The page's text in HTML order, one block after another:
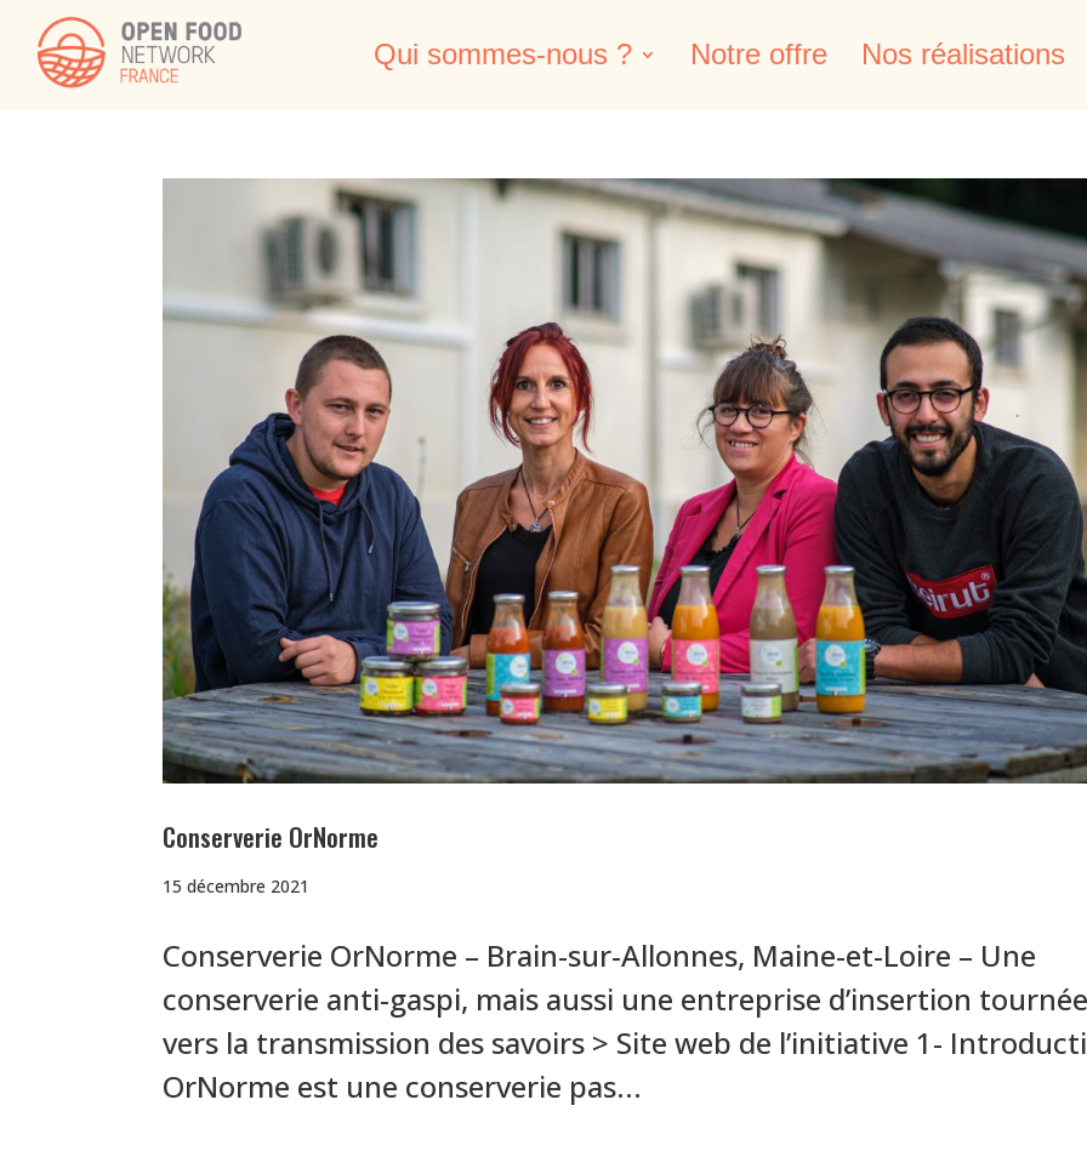
Qui sommes-nous ? Notre offre Nos réalisations
Conserverie OrNorme
15 décembre 2021
Conserverie OrNorme – Brain-sur-Allonnes, Maine-et-Loire – Une
conserverie anti-gaspi, mais aussi une entreprise d’insertion
vers la transmission des savoirs > Site web de l’initiative 1-
OrNorme est une conserverie pas...